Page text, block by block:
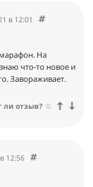
и приятное
очень
работ, тем
а Вам
результаты, но
в 12:01
На
что-то новое и
Завораживает.
ли отзыв? 0
12:56